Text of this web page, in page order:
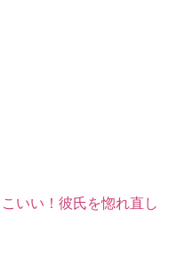
いい！彼氏を惚れ直し